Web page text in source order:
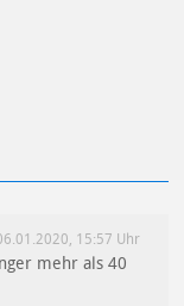
15:57 Uhr
mehr als 40